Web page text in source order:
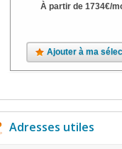
À partir de 1734€/
Ajouter à ma
Adresses utiles